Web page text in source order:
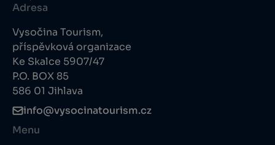
Adresa
Vysočina Tourism,
příspěvková organizace
Ke Skalce 5907/47
P.O. BOX 85
586 01 Jihlava
info@vysocinatourism.cz
Menu